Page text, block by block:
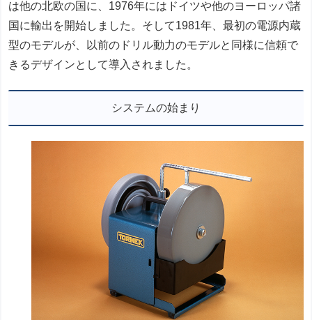
は他の北欧の国に、1976年にはドイツや他のヨーロッパ諸
国に輸出を開始しました。そして1981年、最初の電源内蔵
型のモデルが、以前のドリル動力のモデルと同様に信頼で
きるデザインとして導入されました。
システムの始まり